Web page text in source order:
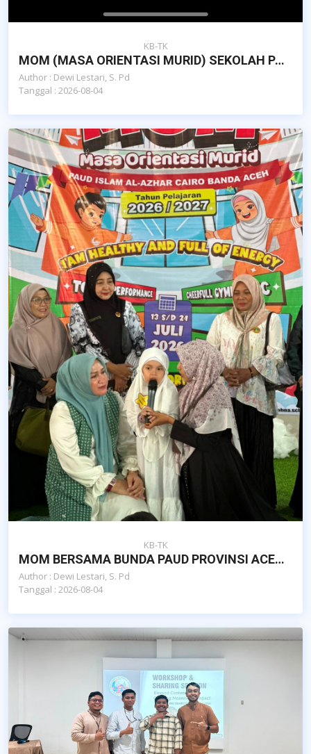
KB-TK
MOM (MASA ORIENTASI MURID) SEKOLAH PAUD ISLAM AL-AZHAR CAIRO BANDA ACEH
Author : Dewi Lestari, S. Pd
Tanggal : 2026-08-04
KB-TK
MOM BERSAMA BUNDA PAUD PROVINSI ACEH DAN DAN POKJA BUNDA PAUD KOTA BANDA ACEH
Author : Dewi Lestari, S. Pd
Tanggal : 2026-08-04